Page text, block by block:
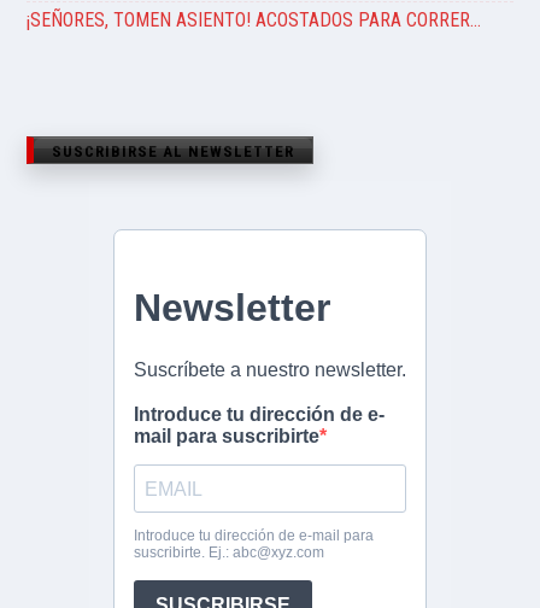
¡SEÑORES, TOMEN ASIENTO! ACOSTADOS PARA CORRER…
SUSCRIBIRSE AL NEWSLETTER